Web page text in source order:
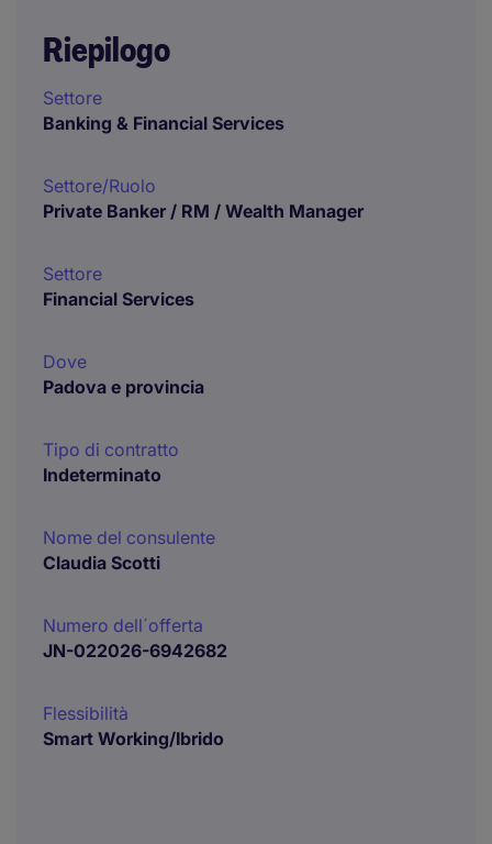
Riepilogo
Settore
Banking & Financial Services
Settore/Ruolo
Private Banker / RM / Wealth Manager
Settore
Financial Services
Dove
Padova e provincia
Tipo di contratto
Indeterminato
Nome del consulente
Claudia Scotti
Numero dell´offerta
JN-022026-6942682
Flessibilità
Smart Working/Ibrido